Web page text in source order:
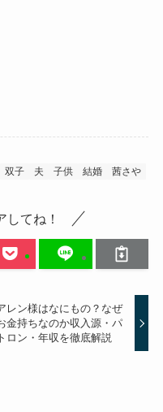
双子 夫 子供 結婚 茜さや
してね！
レン様はなにもの？なぜ
金持ちなのか収入源・パ
トロン・年収を徹底解説